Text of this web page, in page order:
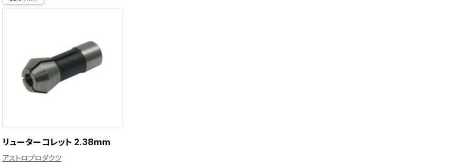
リューターコレット 2.38mm
アストロプロダクツ